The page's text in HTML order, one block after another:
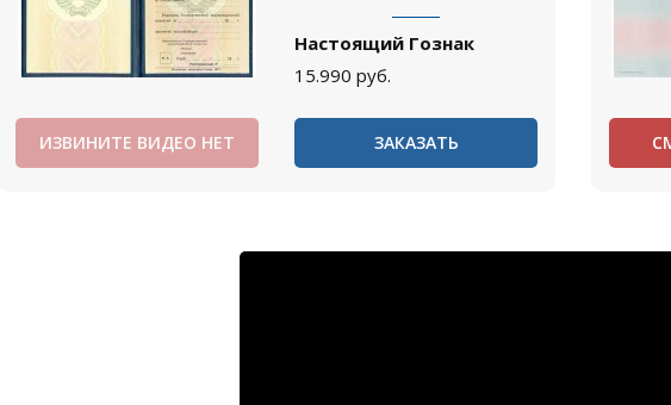
Настоящий Гознак
15.990 руб.
ИЗВИНИТЕ ВИДЕО НЕТ ЗАКАЗАТЬ